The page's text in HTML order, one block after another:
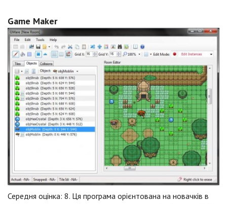
Game Maker
Середня оцінка: 8. Ця програма орієнтована на новачків в